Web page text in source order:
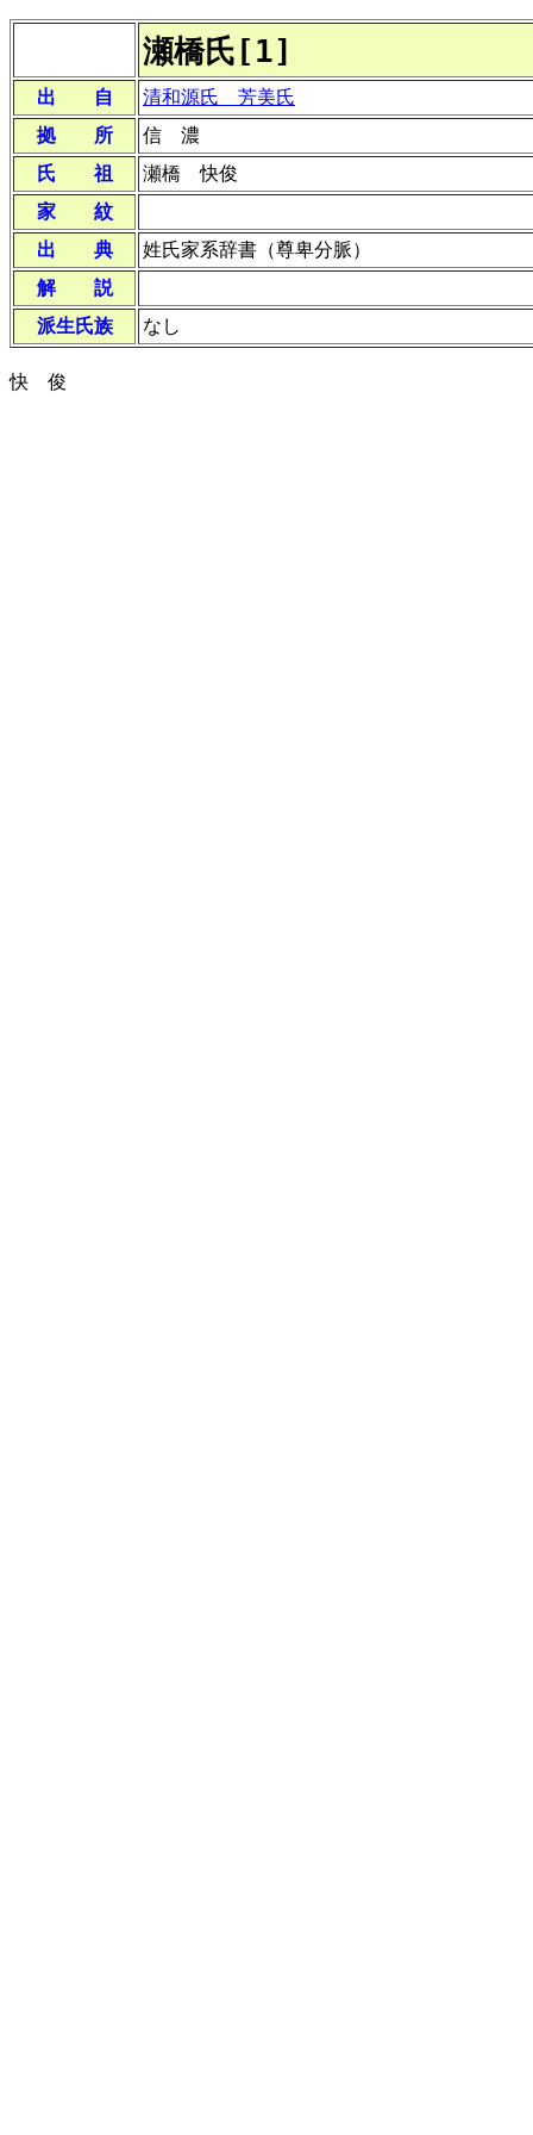
瀬橋氏[1]
出 自
清和源氏 芳美氏
拠 所
信 濃
氏 祖
瀬橋 快俊
家 紋
出 典
姓氏家系辞書（尊卑分脈）
解 説
派生氏族
なし
快 俊